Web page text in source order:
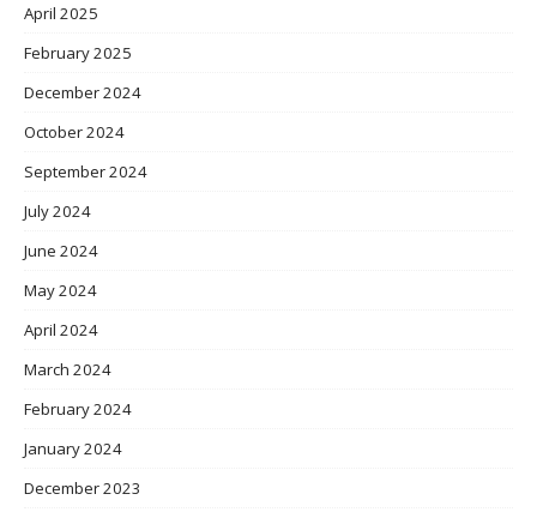
April 2025
February 2025
December 2024
October 2024
September 2024
July 2024
June 2024
May 2024
April 2024
March 2024
February 2024
January 2024
December 2023